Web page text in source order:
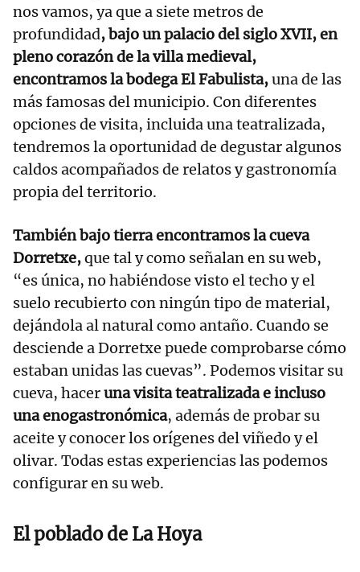
nos vamos, ya que a siete metros de
profundidad, bajo un palacio del siglo XVII, en
pleno corazón de la villa medieval,
encontramos la bodega El Fabulista,una de las
más famosas del municipio. Con diferentes
opciones de visita, incluida una teatralizada,
tendremos la oportunidad de degustar algunos
caldos acompañados de relatos y gastronomía
propia del territorio.
También bajo tierra encontramos la cueva
Dorretxe,que tal y como señalan en su web,
“es única, no habiéndose visto el techo y el
suelo recubierto con ningún tipo de material,
dejándola al natural como antaño. Cuando se
desciende a Dorretxe puede comprobarse cómo
estaban unidas las cuevas”. Podemos visitar su
cueva, haceruna visita teatralizada e incluso
una enogastronómica, además de probar su
aceite y conocer los orígenes del viñedo y el
olivar. Todas estas experiencias las podemos
configurar en su web.
El poblado de La Hoya